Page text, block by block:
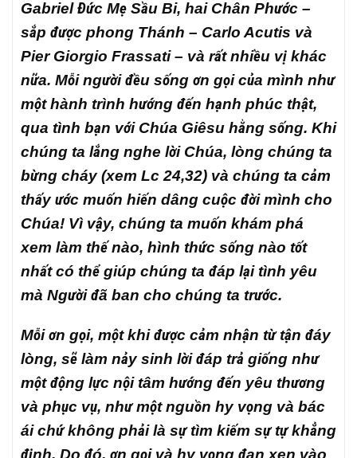
Gabriel Đức Mẹ Sầu Bi, hai Chân Phước –
sắp được phong Thánh – Carlo Acutis và
Pier Giorgio Frassati – và rất nhiều vị khác
nữa. Mỗi người đều sống ơn gọi của mình như
một hành trình hướng đến hạnh phúc thật,
qua tình bạn với Chúa Giêsu hằng sống. Khi
chúng ta lắng nghe lời Chúa, lòng chúng ta
bừng cháy (xem Lc 24,32) và chúng ta cảm
thấy ước muốn hiến dâng cuộc đời mình cho
Chúa! Vì vậy, chúng ta muốn khám phá
xem làm thế nào, hình thức sống nào tốt
nhất có thể giúp chúng ta đáp lại tình yêu
mà Người đã ban cho chúng ta trước.
Mỗi ơn gọi, một khi được cảm nhận từ tận đáy
lòng, sẽ làm nảy sinh lời đáp trả giống như
một động lực nội tâm hướng đến yêu thương
và phục vụ, như một nguồn hy vọng và bác
ái chứ không phải là sự tìm kiếm sự tự khẳng